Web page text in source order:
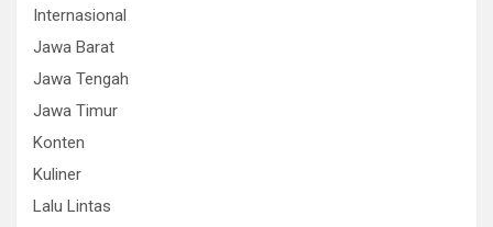
Internasional
Jawa Barat
Jawa Tengah
Jawa Timur
Konten
Kuliner
Lalu Lintas